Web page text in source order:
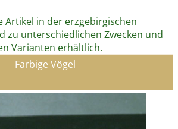
Artikel in der erzgebirgischen
zu unterschiedlichen Zwecken und
Varianten erhältlich.
Farbige Vögel